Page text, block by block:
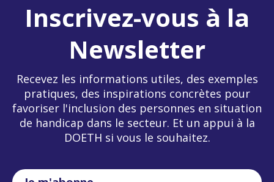
Inscrivez-vous à la
Newsletter
Recevez les informations utiles, des exemples
pratiques, des inspirations concrètes pour
favoriser l'inclusion des personnes en situation
de handicap dans le secteur. Et un appui à la
DOETH si vous le souhaitez.